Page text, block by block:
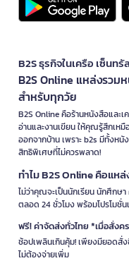
B2S ธุรกิจในเครือ เซ็นท
B2S Online แหล่งรวม
สำหรับทุกวัย
B2S Online คือร้านหนังสือและ
อ่านและงานเขียน ให้คุณรู้สึกเห
ออกจากบ้าน เพราะ b2s มีทั้งห
สิทธิพิเศษที่ไม่ควรพลาด!
ทำไม B2S Online คือแ
ไม่ว่าคุณจะเป็นนักเรียน นักศึก
ตลอด 24 ชั่วโมง พร้อมโปรโมชั่
ฟรี! ค่าจัดส่งทั่วไทย *เมื่อสั่ง
ช้อปเพลินเกินคุ้ม! เพียงมียอดสั่
ไม่ต้องจ่ายเพิ่ม